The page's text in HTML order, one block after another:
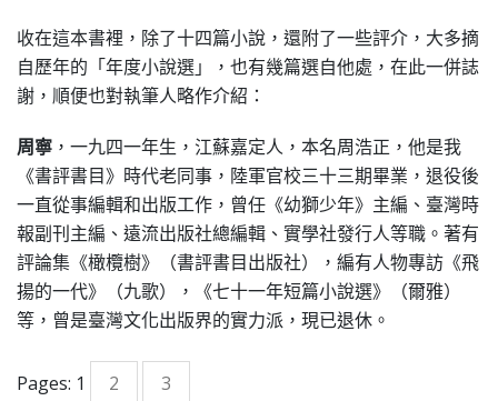
收在這本書裡，除了十四篇小說，還附了一些評介，大多摘
自歷年的「年度小說選」，也有幾篇選自他處，在此一併誌
謝，順便也對執筆人略作介紹：
周寧 ，一九四一年生，江蘇嘉定人，本名周浩正，他是我
《書評書目》時代老同事，陸軍官校三十三期畢業，退役後
一直從事編輯和出版工作，曾任《幼獅少年》主編、臺灣時
報副刊主編、遠流出版社總編輯、實學社發行人等職。著有
評論集《橄欖樹》（書評書目出版社），編有人物專訪《飛
揚的一代》（九歌），《七十一年短篇小說選》（爾雅）
等，曾是臺灣文化出版界的實力派，現已退休。
Pages: 1 2 3